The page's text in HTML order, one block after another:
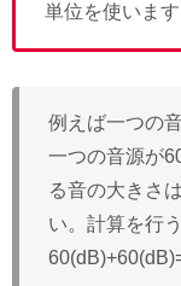
単位を使います
例えば一つの
一つの音源が
る音の大きさ
い。計算を行